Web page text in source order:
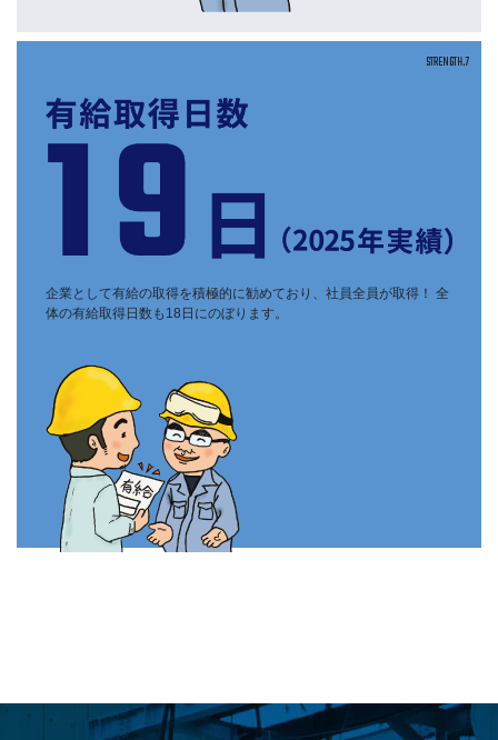
STRENGTH.7
企業として有給の取得を積極的に勧めており、社員全員が取得！ 全
体の有給取得日数も18日にのぼります。